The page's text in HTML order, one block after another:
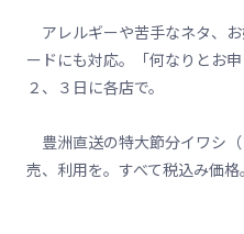
アレルギーや苦手なネタ、
ードにも対応。「何なりとお
２、３日に各店で。
豊洲直送の特大節分イワシ
売、利用を。すべて税込み価格。